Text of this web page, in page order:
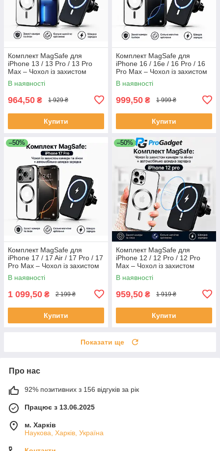
Комплект MagSafe для
iPhone 13 / 13 Pro / 13 Pro
Max – Чохол із захистом
камери та лінз +
Автомобільна бездротова
В наявності
964,50 ₴ 1 929 ₴
Купити
Комплект MagSafe для
iPhone 16 / 16e / 16 Pro / 16
Pro Max – Чохол із захистом
камери та лінз +
Автомобільна бездротова
В наявності
999,50 ₴ 1 999 ₴
Купити
–50%
Комплект MagSafe для
iPhone 17 / 17 Air / 17 Pro / 17
Pro Max – Чохол із захистом
камери та лінз +
Автомобільна бездротова
В наявності
1 099,50 ₴ 2 199 ₴
Купити
–50%
Комплект MagSafe для
iPhone 12 / 12 Pro / 12 Pro
Max – Чохол із захистом
камери та лінз +
Автомобільна бездротова
В наявності
959,50 ₴ 1 919 ₴
Купити
Показати ще
Про нас
92% позитивних з 156 відгуків за рік
Працює з 13.06.2025
м. Харків
Наукова, Харків, Україна